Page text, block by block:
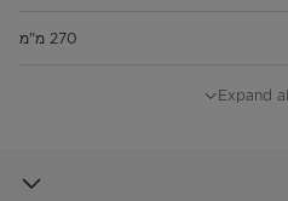
270 מ"מ
Expand